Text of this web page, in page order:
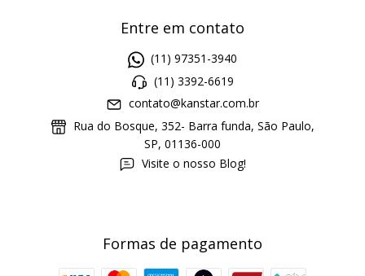
Entre em contato
(11) 97351-3940
(11) 3392-6619
contato@kanstar.com.br
Rua do Bosque, 352- Barra funda, São Paulo,
SP, 01136-000
Visite o nosso Blog!
Formas de pagamento